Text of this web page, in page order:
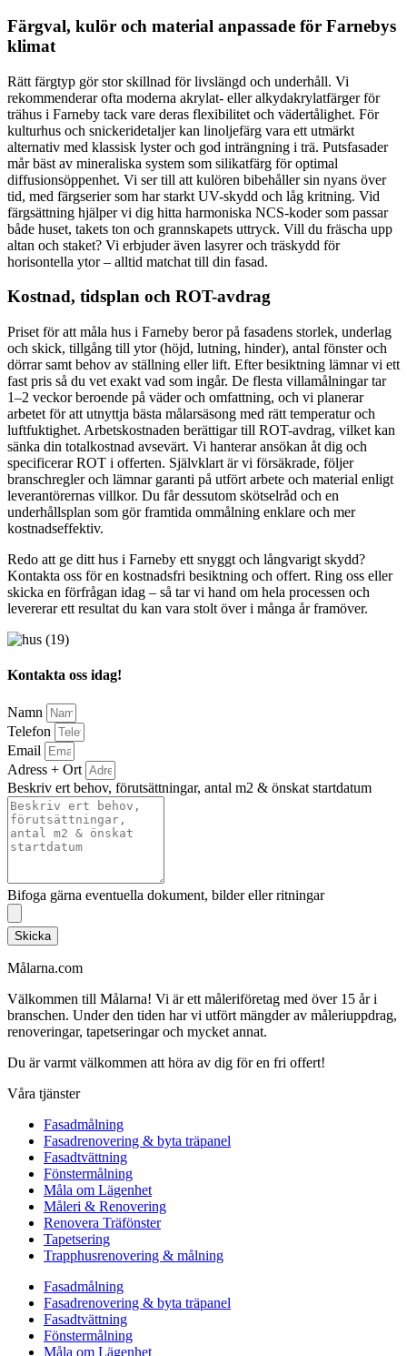
Färgval, kulör och material anpassade för Farnebys
klimat
Rätt färgtyp gör stor skillnad för livslängd och underhåll. Vi
rekommenderar ofta moderna akrylat- eller alkydakrylatfärger för
trähus i Farneby tack vare deras flexibilitet och vädertålighet. För
kulturhus och snickeridetaljer kan linoljefärg vara ett utmärkt
alternativ med klassisk lyster och god inträngning i trä. Putsfasader
mår bäst av mineraliska system som silikatfärg för optimal
diffusionsöppenhet. Vi ser till att kulören bibehåller sin nyans över
tid, med färgserier som har starkt UV-skydd och låg kritning. Vid
färgsättning hjälper vi dig hitta harmoniska NCS-koder som passar
både huset, takets ton och grannskapets uttryck. Vill du fräscha upp
altan och staket? Vi erbjuder även lasyrer och träskydd för
horisontella ytor – alltid matchat till din fasad.
Kostnad, tidsplan och ROT-avdrag
Priset för att måla hus i Farneby beror på fasadens storlek, underlag
och skick, tillgång till ytor (höjd, lutning, hinder), antal fönster och
dörrar samt behov av ställning eller lift. Efter besiktning lämnar vi ett
fast pris så du vet exakt vad som ingår. De flesta villamålningar tar
1–2 veckor beroende på väder och omfattning, och vi planerar
arbetet för att utnyttja bästa målarsäsong med rätt temperatur och
luftfuktighet. Arbetskostnaden berättigar till ROT-avdrag, vilket kan
sänka din totalkostnad avsevärt. Vi hanterar ansökan åt dig och
specificerar ROT i offerten. Självklart är vi försäkrade, följer
branschregler och lämnar garanti på utfört arbete och material enligt
leverantörernas villkor. Du får dessutom skötselråd och en
underhållsplan som gör framtida ommålning enklare och mer
kostnadseffektiv.
Redo att ge ditt hus i Farneby ett snyggt och långvarigt skydd?
Kontakta oss för en kostnadsfri besiktning och offert. Ring oss eller
skicka en förfrågan idag – så tar vi hand om hela processen och
levererar ett resultat du kan vara stolt över i många år framöver.
Kontakta oss idag!
Namn
Telefon
Email
Adress + Ort
Beskriv ert behov, förutsättningar, antal m2 & önskat startdatum
Bifoga gärna eventuella dokument, bilder eller ritningar
Skicka
Målarna.com
Välkommen till Målarna! Vi är ett måleriföretag med över 15 år i
branschen. Under den tiden har vi utfört mängder av måleriuppdrag,
renoveringar, tapetseringar och mycket annat.
Du är varmt välkommen att höra av dig för en fri offert!
Våra tjänster
Fasadmålning
Fasadrenovering & byta träpanel
Fasadtvättning
Fönstermålning
Måla om Lägenhet
Måleri & Renovering
Renovera Träfönster
Tapetsering
Trapphusrenovering & målning
Fasadmålning
Fasadrenovering & byta träpanel
Fasadtvättning
Fönstermålning
Måla om Lägenhet